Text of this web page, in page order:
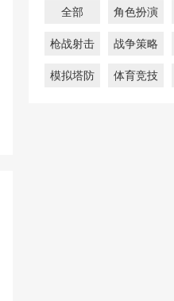
全部 角色扮演
枪战射击 战争策略
模拟塔防 体育竞技